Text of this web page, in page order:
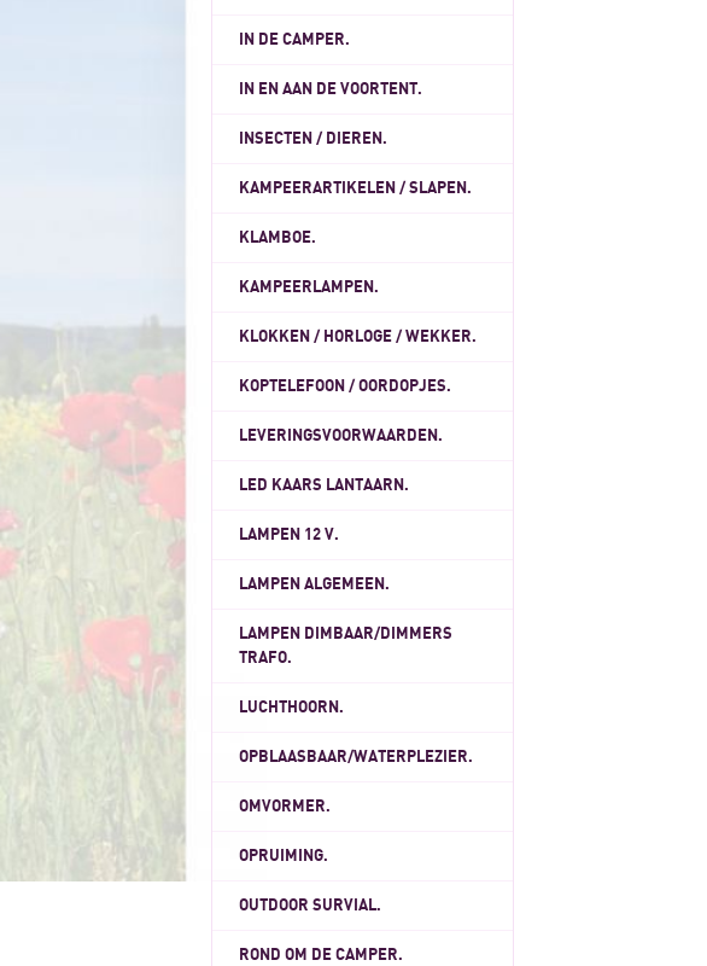
IN DE CAMPER.
IN EN AAN DE VOORTENT.
INSECTEN / DIEREN.
KAMPEERARTIKELEN / SLAPEN.
KLAMBOE.
KAMPEERLAMPEN.
KLOKKEN / HORLOGE / WEKKER.
KOPTELEFOON / OORDOPJES.
LEVERINGSVOORWAARDEN.
LED KAARS LANTAARN.
LAMPEN 12 V.
LAMPEN ALGEMEEN.
LAMPEN DIMBAAR/DIMMERS
TRAFO.
LUCHTHOORN.
OPBLAASBAAR/WATERPLEZIER.
OMVORMER.
OPRUIMING.
OUTDOOR SURVIAL.
ROND OM DE CAMPER.